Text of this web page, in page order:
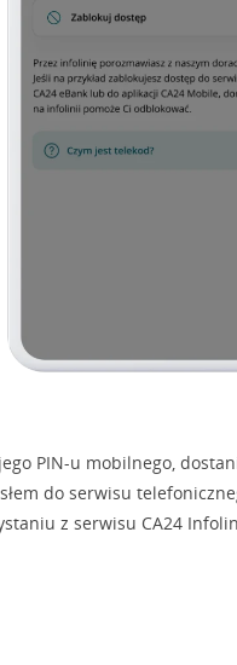
PIN-u mobilnego,
do serwisu
z serwisu CA24